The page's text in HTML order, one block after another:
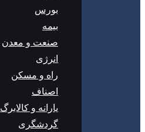
بورس
بیمه
صنعت و معدن
انرژی
راه و مسکن
اصناف
یارانه و کالابرگ
گردشگری